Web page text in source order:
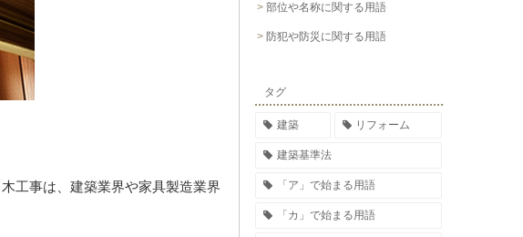
工事は、建築業界や家具製造業界
部位や名称に関する用語
防犯や防災に関する用語
タグ
建築 リフォーム
建築基準法
「ア」で始まる用語
「カ」で始まる用語